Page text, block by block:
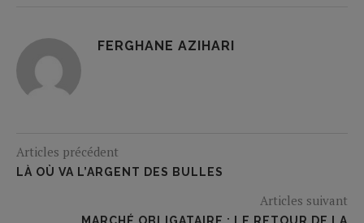
FERGHANE AZIHARI
Articles précédent
LÀ OÙ VA L’ARGENT DES BULLES
Articles suivant